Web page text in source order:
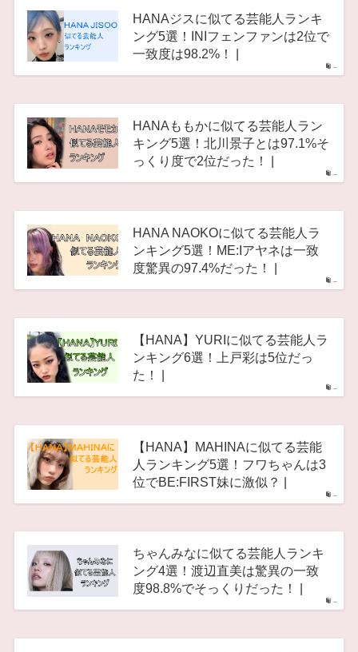
–
HANAジスに似てる芸能人ランキ
ング5選！INIフェンファンは2位で
一致度は98.2%！ |
–
HANAももかに似てる芸能人ラン
キング5選！北川景子とは97.1%そ
っくり度で2位だった！ |
–
HANA NAOKOに似てる芸能人ラ
ンキング5選！ME:Iアヤネは一致
度驚異の97.4%だった！ |
–
【HANA】YURIに似てる芸能人ラ
ンキング6選！上戸彩は5位だっ
た！ |
–
【HANA】MAHINAに似てる芸能
人ランキング5選！フワちゃんは3
位でBE:FIRST妹に激似？ |
–
ちゃんみなに似てる芸能人ランキ
ング4選！渡辺直美は驚異の一致
度98.8%でそっくりだった！ |